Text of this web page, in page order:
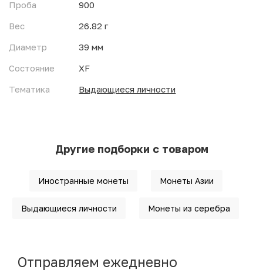
Проба
900
Вес
26.82 г
Диаметр
39 мм
Состояние
XF
Тематика
Выдающиеся личности
Другие подборки с товаром
Иностранные монеты Монеты Азии
Выдающиеся личности Монеты из серебра
Отправляем ежедневно